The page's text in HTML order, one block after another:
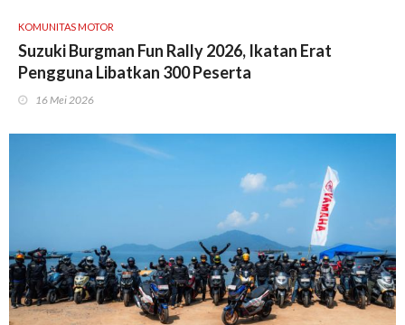
KOMUNITAS MOTOR
Suzuki Burgman Fun Rally 2026, Ikatan Erat
Pengguna Libatkan 300 Peserta
16 Mei 2026